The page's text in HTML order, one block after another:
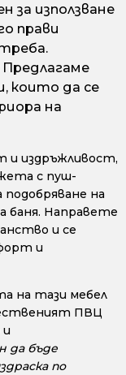
за използване
прави
Предлагаме
които да се
на
и издръжливост,
с пуш-
на
баня. Направете
и се
и
на тази мебел
ПВЦ
да бъде
по